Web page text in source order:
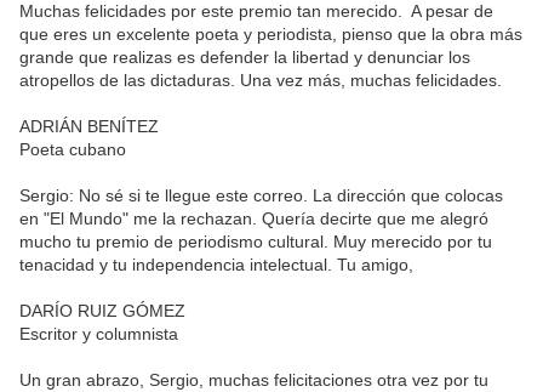
Muchas felicidades por este premio tan merecido. A pesar de
que eres un excelente poeta y periodista, pienso que la obra más
grande que realizas es defender la libertad y denunciar los
atropellos de las dictaduras. Una vez más, muchas felicidades.
ADRIÁN BENÍTEZ
Poeta cubano
Sergio: No sé si te llegue este correo. La dirección que colocas
en "El Mundo" me la rechazan. Quería decirte que me alegró
mucho tu premio de periodismo cultural. Muy merecido por tu
tenacidad y tu independencia intelectual. Tu amigo,
DARÍO RUIZ GÓMEZ
Escritor y columnista
Un gran abrazo, Sergio, muchas felicitaciones otra vez por tu